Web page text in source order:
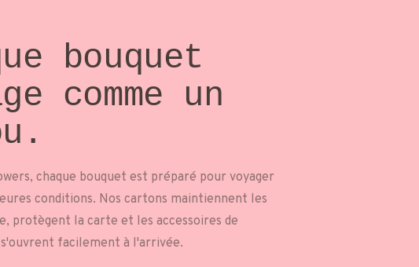
bouquet
comme un
chaque bouquet est préparé pour voyager
conditions. Nos cartons maintiennent les
protègent la carte et les accessoires de
facilement à l'arrivée.